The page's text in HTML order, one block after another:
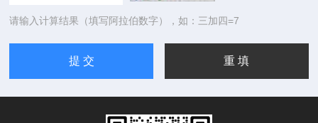
请输入计算结果（填写阿拉伯数字），如：三加四=7